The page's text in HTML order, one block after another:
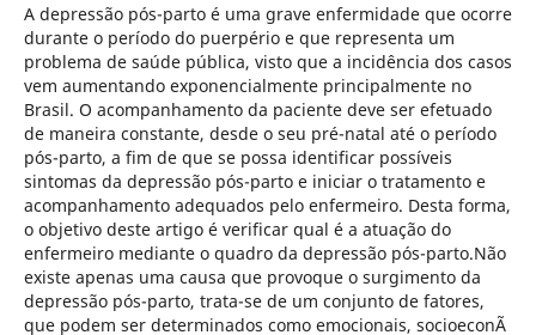
A depressão pós-parto é uma grave enfermidade que ocorre
durante o período do puerpério e que representa um
problema de saúde pública, visto que a incidência dos casos
vem aumentando exponencialmente principalmente no
Brasil. O acompanhamento da paciente deve ser efetuado
de maneira constante, desde o seu pré-natal até o período
pós-parto, a fim de que se possa identificar possíveis
sintomas da depressão pós-parto e iniciar o tratamento e
acompanhamento adequados pelo enfermeiro. Desta forma,
o objetivo deste artigo é verificar qual é a atuação do
enfermeiro mediante o quadro da depressão pós-parto.Não
existe apenas uma causa que provoque o surgimento da
depressão pós-parto, trata-se de um conjunto de fatores,
que podem ser determinados como emocionais, socioeconÃ